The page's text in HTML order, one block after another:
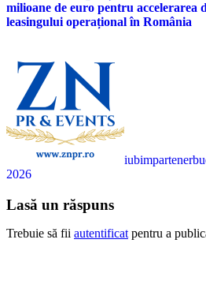
milioane de euro pentru accelerarea
leasingului operațional în România
2026
Lasă un răspuns
Trebuie să fii autentificat pentru a